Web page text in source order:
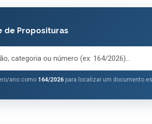
de Proposituras
ano como 164/2026 para localizar um documento